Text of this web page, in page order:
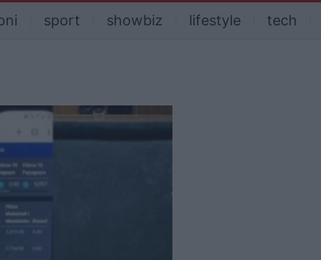
sport showbiz lifestyle tech